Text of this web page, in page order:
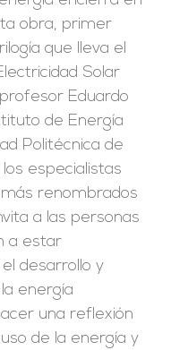
obra, primer
que lleva el
Solar
Eduardo
de Energía
Politécnica de
especialistas
renombrados
a las personas
a estar
desarrollo y
energía
una reflexión
de la energía y